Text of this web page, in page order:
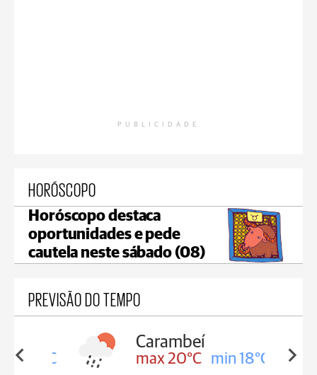
PUBLICIDADE
HORÓSCOPO
Horóscopo destaca
oportunidades e pede
cautela neste sábado (08)
PREVISÃO DO TEMPO
18°C
Carambeí
max 20°C min 18°C